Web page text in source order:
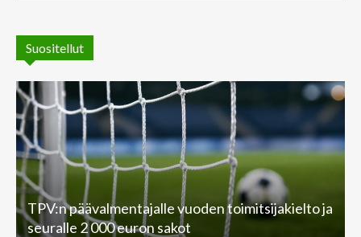
Suositellut
TPV:n päävalmentajalle vuoden toimitsijakielto ja
seuralle 2 000 euron sakot